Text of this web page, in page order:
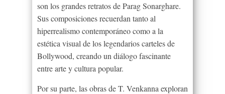
son los grandes retratos de Parag Sonarghare.
Sus composiciones recuerdan tanto al
hiperrealismo contemporáneo como a la
estética visual de los legendarios carteles de
Bollywood, creando un diálogo fascinante
entre arte y cultura popular.
Por su parte, las obras de T. Venkanna exploran